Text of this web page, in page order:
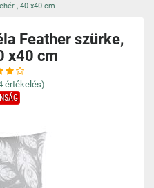
, 40 x40 cm
Feather szürke,
x40 cm
értékelés)